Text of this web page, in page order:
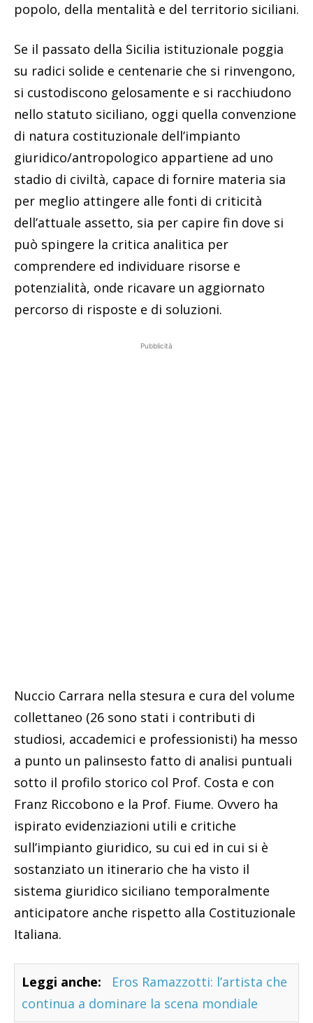
popolo, della mentalità e del territorio siciliani.
Se il passato della Sicilia istituzionale poggia
su radici solide e centenarie che si rinvengono,
si custodiscono gelosamente e si racchiudono
nello statuto siciliano, oggi quella convenzione
di natura costituzionale dell’impianto
giuridico/antropologico appartiene ad uno
stadio di civiltà, capace di fornire materia sia
per meglio attingere alle fonti di criticità
dell’attuale assetto, sia per capire fin dove si
può spingere la critica analitica per
comprendere ed individuare risorse e
potenzialità, onde ricavare un aggiornato
percorso di risposte e di soluzioni.
Pubblicità
Nuccio Carrara nella stesura e cura del volume
collettaneo (26 sono stati i contributi di
studiosi, accademici e professionisti) ha messo
a punto un palinsesto fatto di analisi puntuali
sotto il profilo storico col Prof. Costa e con
Franz Riccobono e la Prof. Fiume. Ovvero ha
ispirato evidenziazioni utili e critiche
sull’impianto giuridico, su cui ed in cui si è
sostanziato un itinerario che ha visto il
sistema giuridico siciliano temporalmente
anticipatore anche rispetto alla Costituzionale
Italiana.
Leggi anche:
Eros Ramazzotti: l’artista che
continua a dominare la scena mondiale